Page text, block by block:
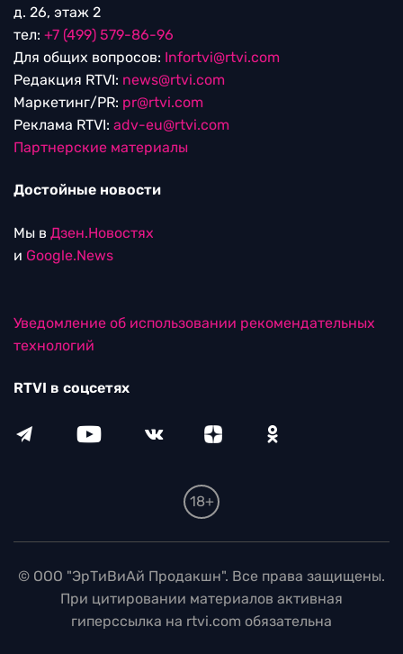
д. 26, этаж 2
тел: +7 (499) 579-86-96
Для общих вопросов: Infortvi@rtvi.com
Редакция RTVI: news@rtvi.com
Маркетинг/PR: pr@rtvi.com
Реклама RTVI: adv-eu@rtvi.com
Партнерские материалы
Достойные новости
Мы в Дзен.Новостях
и Google.News
Уведомление об использовании рекомендательных
технологий
RTVI в соцсетях
18+
© ООО "ЭрТиВиАй Продакшн". Все права защищены.
При цитировании материалов активная
гиперссылка на rtvi.com обязательна